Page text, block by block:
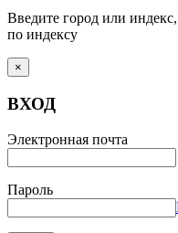
Введите город или
по индексу
×
ВХОД
Электронная почта
Пароль